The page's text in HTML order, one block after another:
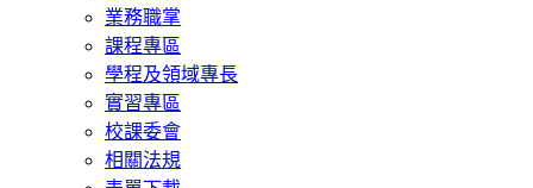
業務職掌
課程專區
學程及領域專長
實習專區
校課委會
相關法規